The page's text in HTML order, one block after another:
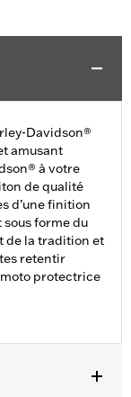
Davidson®
amusant
à votre
de qualité
d’une finition
forme du
de la tradition et
retentir
moto protectrice